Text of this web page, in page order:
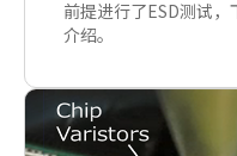
前提进行了ESD测试
介绍。